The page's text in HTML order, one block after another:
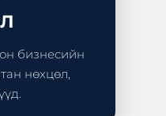
бизнесийн
нөхцөл,